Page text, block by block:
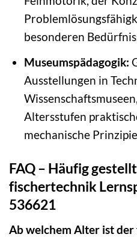
besonderen
Museumspädagogik:
Ausstellungen in
Altersstufen
mechanische
FAQ – Häufig
fischertechnik
536621
Ab welchem Alter ist